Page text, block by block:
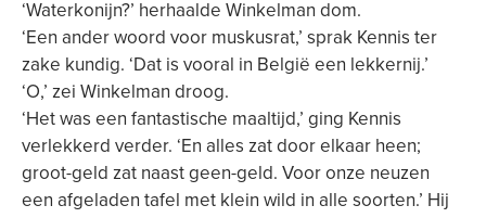
‘Waterkonijn?’ herhaalde Winkelman dom.
‘Een ander woord voor muskusrat,’ sprak Kennis ter
zake kundig. ‘Dat is vooral in België een lekkernij.’
‘O,’ zei Winkelman droog.
‘Het was een fantastische maaltijd,’ ging Kennis
verlekkerd verder. ‘En alles zat door elkaar heen;
groot-geld zat naast geen-geld. Voor onze neuzen
een afgeladen tafel met klein wild in alle soorten.’ Hij